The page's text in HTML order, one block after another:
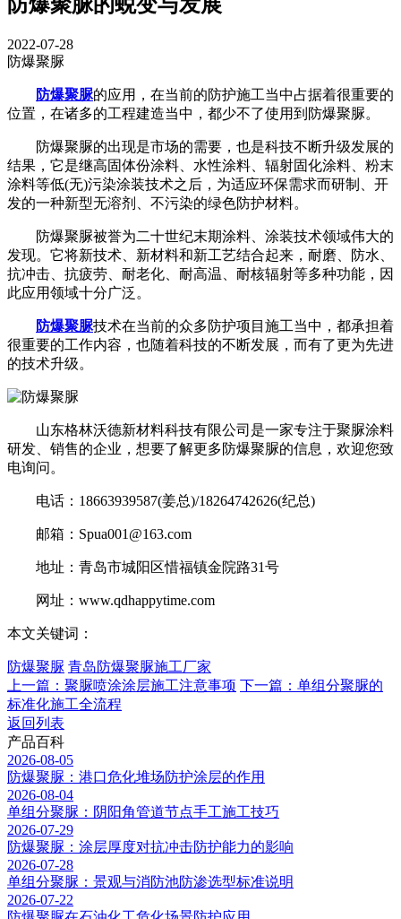
2022-07-28
防爆聚脲
防爆聚脲的应用，在当前的防护施工当中占据着很重要的
位置，在诸多的工程建造当中，都少不了使用到防爆聚脲。
防爆聚脲的出现是市场的需要，也是科技不断升级发展的
结果，它是继高固体份涂料、水性涂料、辐射固化涂料、粉末
涂料等低(无)污染涂装技术之后，为适应环保需求而研制、开
发的一种新型无溶剂、不污染的绿色防护材料。
防爆聚脲被誉为二十世纪末期涂料、涂装技术领域伟大的
发现。它将新技术、新材料和新工艺结合起来，耐磨、防水、
抗冲击、抗疲劳、耐老化、耐高温、耐核辐射等多种功能，因
此应用领域十分广泛。
防爆聚脲技术在当前的众多防护项目施工当中，都承担着
很重要的工作内容，也随着科技的不断发展，而有了更为先进
的技术升级。
山东格林沃德新材料科技有限公司是一家专注于聚脲涂料
研发、销售的企业，想要了解更多防爆聚脲的信息，欢迎您致
电询问。
电话：18663939587(姜总)/18264742626(纪总)
邮箱：Spua001@163.com
地址：青岛市城阳区惜福镇金院路31号
网址：www.qdhappytime.com
本文关键词：
防爆聚脲 青岛防爆聚脲施工厂家
上一篇：聚脲喷涂涂层施工注意事项 下一篇：单组分聚脲的
标准化施工全流程
返回列表
产品百科
2026-08-05
防爆聚脲：港口危化堆场防护涂层的作用
2026-08-04
单组分聚脲：阴阳角管道节点手工施工技巧
2026-07-29
防爆聚脲：涂层厚度对抗冲击防护能力的影响
2026-07-28
单组分聚脲：景观与消防池防渗选型标准说明
2026-07-22